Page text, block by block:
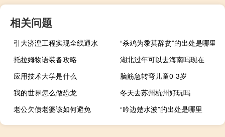
相关问题
引大济湟工程实现全线通水
“杀鸡为黍莫辞贫”的出处是哪里
托拉姆物语装备攻略
湖北过年可以去海南吗现在
应用技术大学是什么
脑筋急转弯儿童0-3岁
我的世界怎么做恐龙
冬天去苏州杭州好玩吗
老公欠债老婆该如何避免
“吟边楚水波”的出处是哪里